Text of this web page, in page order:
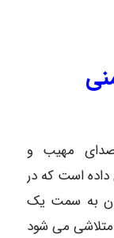
صدای مهیب و
داده است که در
اتومبیل مزبور٬ ناگهان به سمت یک
متلاشی می شود